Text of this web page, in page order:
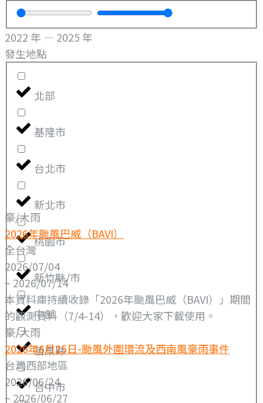
2022 年 — 2025 年
發生地點
北部
基隆市
台北市
新北市
桃園市
新竹縣/市
中部
苗栗縣
台中市
豪/大雨
2026年颱風巴威（BAVI）
全台灣
2026/07/04
~ 2026/07/14
本資料庫持續收錄「2026年颱風巴威（BAVI）」期間
的觀測資料（7/4-14），歡迎大家下載使用。
豪/大雨
2026年6月25日-颱風外圍環流及西南風豪雨事件
台灣西部地區
2026/06/24
~ 2026/06/27